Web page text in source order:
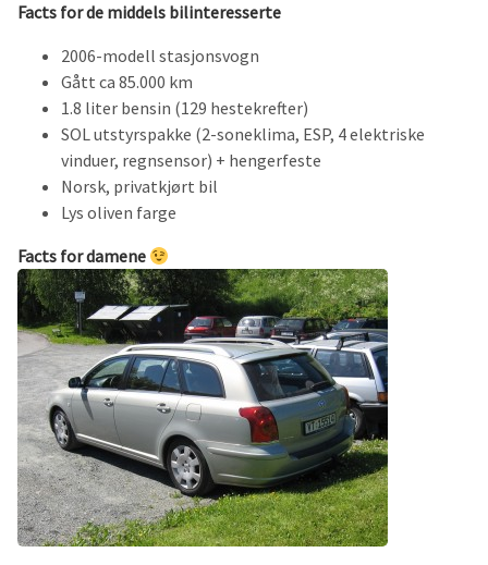
Facts for de middels bilinteresserte
2006-modell stasjonsvogn
Gått ca 85.000 km
1.8 liter bensin (129 hestekrefter)
SOL utstyrspakke (2-soneklima, ESP, 4 elektriske
vinduer, regnsensor) + hengerfeste
Norsk, privatkjørt bil
Lys oliven farge
Facts for damene